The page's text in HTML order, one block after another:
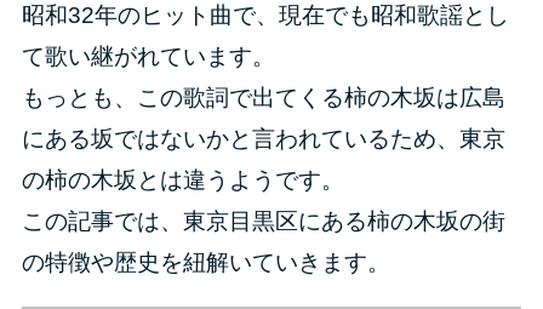
昭和32年のヒット曲で、現在でも昭和歌謡とし
て歌い継がれています。
もっとも、この歌詞で出てくる柿の木坂は広島
にある坂ではないかと言われているため、東京
の柿の木坂とは違うようです。
この記事では、東京目黒区にある柿の木坂の街
の特徴や歴史を紐解いていきます。